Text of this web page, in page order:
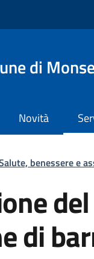
di
Novità
pane
benessere e
di